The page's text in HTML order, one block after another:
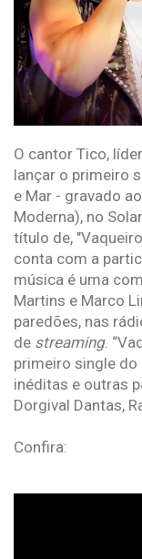
O cantor Tico,
lançar o primeiro
e Mar - gravado
Moderna), no
título de,
conta com a
música é uma
Martins e Marco
paredões, nas
de streaming.
primeiro single
inéditas e outras
Dorgival Dantas,
Confira: